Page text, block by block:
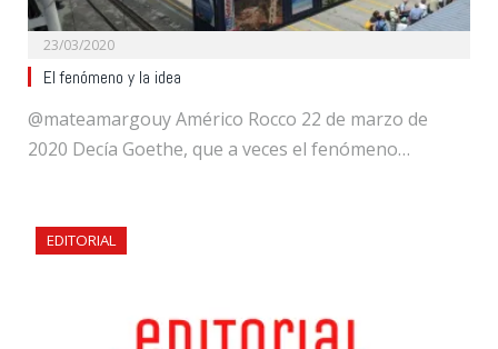
23/03/2020
El fenómeno y la idea
@mateamargouy Américo Rocco 22 de marzo de
2020 Decía Goethe, que a veces el fenómeno…
EDITORIAL